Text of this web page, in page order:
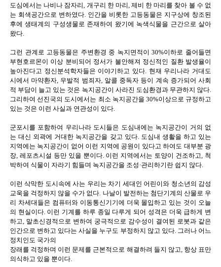
도심에서는 나비나 잠자리, 개구리 한 마리, 제비 한 마리를 찾아 볼 수 없
는 회색공간으로 변하였다. 인간을 비롯한 고등동물은 지구상에 창조된
후에 생태계의 구성생물로 존재하여 왔기에 녹색식물을 근간으로 살아
왔다.
그런 관계로 고등동물은 주변환경 중 녹지면적이 30%이하로 줄어들면
부현호르몬이 이상 분비되어 정서가 불안해져 정신적인 질환 발생율이
높아진다고 정신분석학자들은 이야기하고 있다. 현재 우리나라 거대도
시에서 마약환자, 우발적 범죄자, 알콜 중독자 등이 계속 증가되어 사회
적 부담이 늘고 있는 것은 녹지공간이 사라진 도심환경과 무관하지 않다.
그리하여 선진국의 도시에서는 최소 녹지공간을 30%이상으로 규정하고
있는 것은 이런 사실과 연관성이 있다.
군포시를 포함하여 우리나라 도시들은 도심내에는 녹지공간이 거의 없
는 대신 외곽에 거대한 녹지공간을 갖고 있다. 도심내 생활을 하고 있는
지역에는 녹지공간이 없어 이런 지역에 공원이 있다고 하여도 대부분 광
장, 레포츠시설 등만 있을 뿐이다. 이런 지역에서는 토양이 건조하고, 척
박하여 식물이 자라기 힘들며 녹지공간을 조성·관리하기란 쉽지 않다.
이런 삭막한 도시속에 사는 우리는 차기 세대인 어린이와 청소년의 감성
교욱을 걱정하지 않을 수가 없다. 나날이 발전하는 첨단기계의 산물로 우
리 차세대들은 컴퓨터와 이동통신기기에 더욱 몰입하고 있는 것이 오늘
의 현실이다. 이런 기계를 하루 종일 다루게 되어 성격은 더욱 급하게 변
하고, 말초신경적으로 변하여 궁극적으로 감수성이 결여된 로봇과 같은
인간으로 변하고 있다는 사실을 누구도 부정하지 않고 있다. 그러나 어느
정치인도 국가의
장래를 걱정하며 이런 문제를 근본적으로 해결하려 들지 않고, 항상 표만
의식하고 있을 뿐이다.